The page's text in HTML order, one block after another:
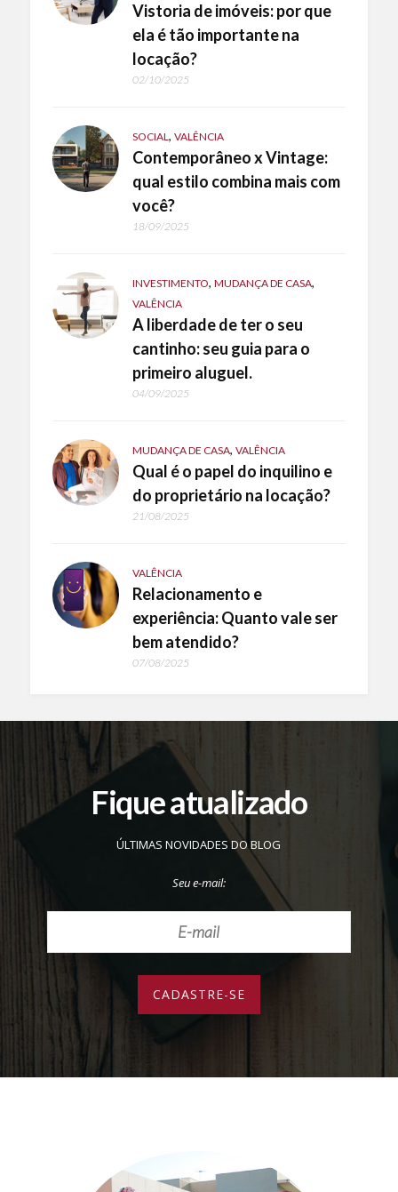
Vistoria de imóveis: por que
ela é tão importante na
locação?
02/10/2025
SOCIAL, VALÊNCIA
Contemporâneo x Vintage:
qual estilo combina mais com
você?
18/09/2025
INVESTIMENTO, MUDANÇA DE CASA,
VALÊNCIA
A liberdade de ter o seu
cantinho: seu guia para o
primeiro aluguel.
04/09/2025
MUDANÇA DE CASA, VALÊNCIA
Qual é o papel do inquilino e
do proprietário na locação?
21/08/2025
VALÊNCIA
Relacionamento e
experiência: Quanto vale ser
bem atendido?
07/08/2025
Fique atualizado
ÚLTIMAS NOVIDADES DO BLOG
Seu e-mail: